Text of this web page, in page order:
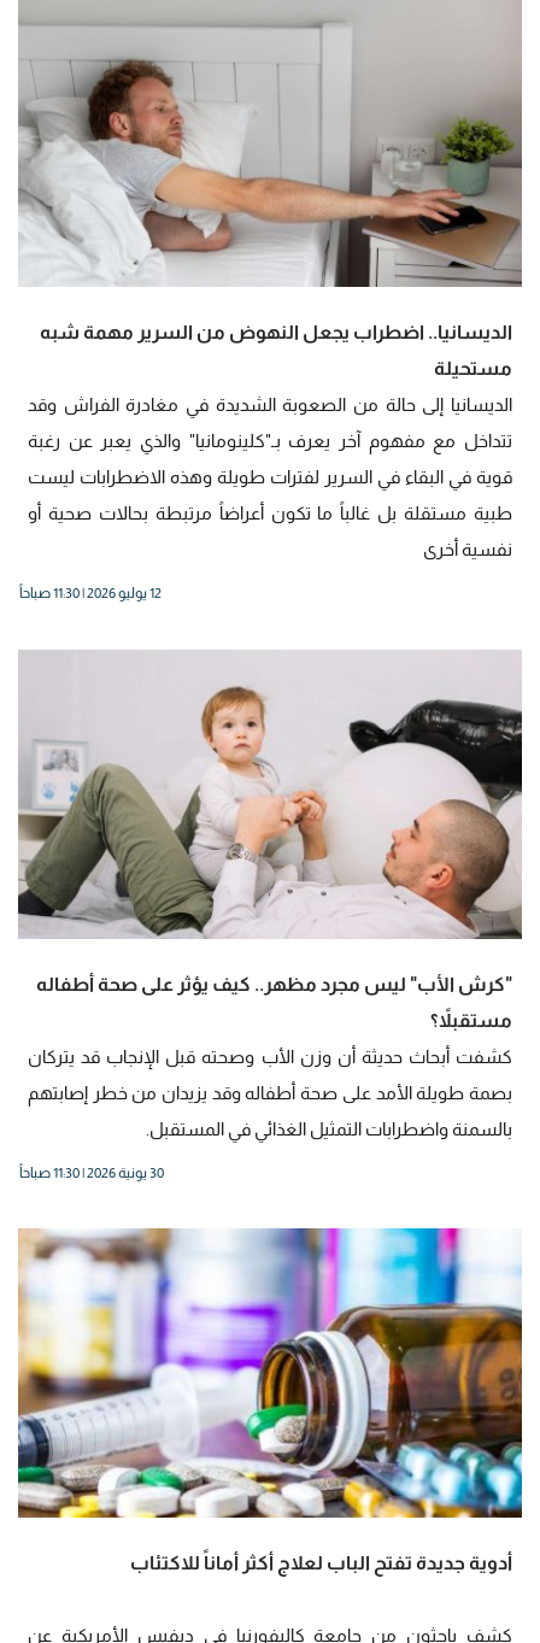
الديسانيا.. اضطراب يجعل النهوض من السرير مهمة شبه
مستحيلة
الديسانيا إلى حالة من الصعوبة الشديدة في مغادرة الفراش وقد
تتداخل مع مفهوم آخر يعرف بـ"كلينومانيا" والذي يعبر عن رغبة
قوية في البقاء في السرير لفترات طويلة وهذه الاضطرابات ليست
طبية مستقلة بل غالباً ما تكون أعراضاً مرتبطة بحالات صحية أو
نفسية أخرى
12 يوليو 2026 | 11:30 صباحاً
"كرش الأب" ليس مجرد مظهر.. كيف يؤثر على صحة أطفاله
مستقبلاً؟
كشفت أبحاث حديثة أن وزن الأب وصحته قبل الإنجاب قد يتركان
بصمة طويلة الأمد على صحة أطفاله وقد يزيدان من خطر إصابتهم
بالسمنة واضطرابات التمثيل الغذائي في المستقبل.
30 يونية 2026 | 11:30 صباحاً
أدوية جديدة تفتح الباب لعلاج أكثر أماناً للاكتئاب
كشف باحثون من جامعة كاليفورنيا في ديفيس الأمريكية عن